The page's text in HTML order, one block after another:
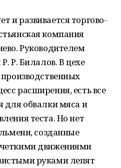
и развивается торгово-
компания
Руководителем
Р. Билалов. В цехе
расширения, есть все
для обвалки мяса и
теста. Но нет
созданные
движениями
руками лепят